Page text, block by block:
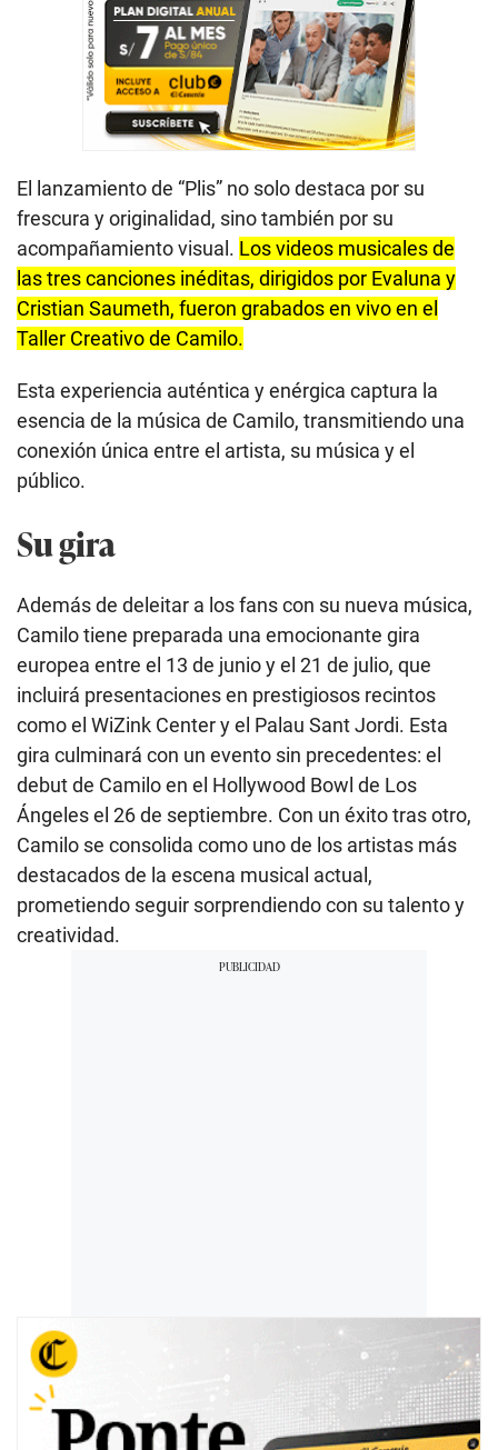
El lanzamiento de “Plis” no solo destaca por su
frescura y originalidad, sino también por su
acompañamiento visual. Los videos musicales de
las tres canciones inéditas, dirigidos por Evaluna y
Cristian Saumeth, fueron grabados en vivo en el
Taller Creativo de Camilo.
Esta experiencia auténtica y enérgica captura la
esencia de la música de Camilo, transmitiendo una
conexión única entre el artista, su música y el
público.
Su gira
Además de deleitar a los fans con su nueva música,
Camilo tiene preparada una emocionante gira
europea entre el 13 de junio y el 21 de julio, que
incluirá presentaciones en prestigiosos recintos
como el WiZink Center y el Palau Sant Jordi. Esta
gira culminará con un evento sin precedentes: el
debut de Camilo en el Hollywood Bowl de Los
Ángeles el 26 de septiembre. Con un éxito tras otro,
Camilo se consolida como uno de los artistas más
destacados de la escena musical actual,
prometiendo seguir sorprendiendo con su talento y
creatividad.